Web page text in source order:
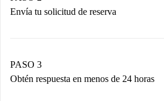
Envía tu solicitud de reserva
propietario acepte.
PASO 3
Obtén respuesta en menos de 24 horas